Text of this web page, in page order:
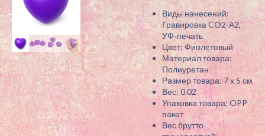
Виды нанесений:
Гравировка CO2-А2,
УФ-печать
Цвет: Фиолетовый
Материал товара:
Полиуретан
Размер товара: 7 x 5 см
Вес: 0.02
Упаковка товара: OPP
пакет
Вес брутто